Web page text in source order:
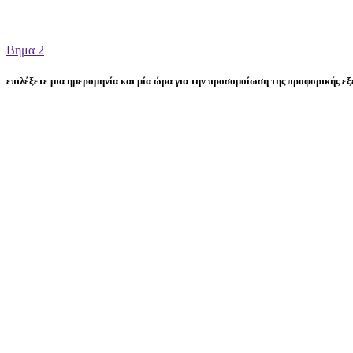
Βημα 2
επιλέξετε μια ημερομηνία και μία ώρα για την προσομοίωση της προφορικής